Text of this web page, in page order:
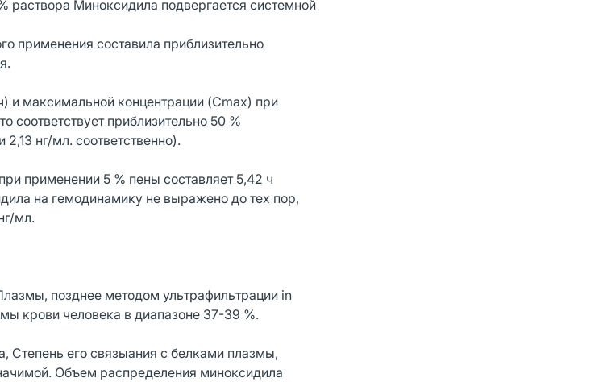
Миноксидила подвергается системной
применения составила приблизительно
и максимальной концентрации (Cmax) при
соответствует приблизительно 50 %
нг/мл. соответственно).
применении 5 % пены составляет 5,42 ч
на гемодинамику не выражено до тех пор,
мл.
позднее методом ультрафильтрации in
крови человека в диапазоне 37-39 %.
Степень его связыания с белками плазмы,
Объем распределения миноксидила